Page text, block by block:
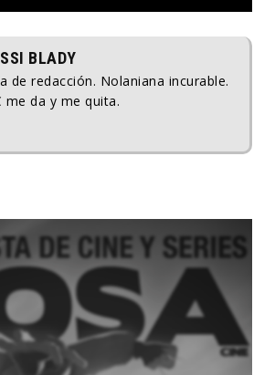
BLADY
de redacción. Nolaniana incurable.
me da y me quita.